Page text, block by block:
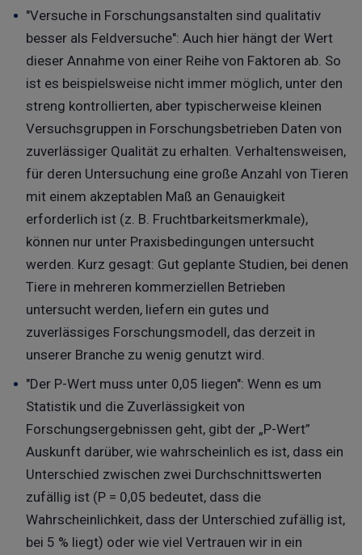
"Versuche in Forschungsanstalten sind qualitativ
besser als Feldversuche": Auch hier hängt der Wert
dieser Annahme von einer Reihe von Faktoren ab. So
ist es beispielsweise nicht immer möglich, unter den
streng kontrollierten, aber typischerweise kleinen
Versuchsgruppen in Forschungsbetrieben Daten von
zuverlässiger Qualität zu erhalten. Verhaltensweisen,
für deren Untersuchung eine große Anzahl von Tieren
mit einem akzeptablen Maß an Genauigkeit
erforderlich ist (z. B. Fruchtbarkeitsmerkmale),
können nur unter Praxisbedingungen untersucht
werden. Kurz gesagt: Gut geplante Studien, bei denen
Tiere in mehreren kommerziellen Betrieben
untersucht werden, liefern ein gutes und
zuverlässiges Forschungsmodell, das derzeit in
unserer Branche zu wenig genutzt wird.
"Der P-Wert muss unter 0,05 liegen": Wenn es um
Statistik und die Zuverlässigkeit von
Forschungsergebnissen geht, gibt der „P-Wert”
Auskunft darüber, wie wahrscheinlich es ist, dass ein
Unterschied zwischen zwei Durchschnittswerten
zufällig ist (P = 0,05 bedeutet, dass die
Wahrscheinlichkeit, dass der Unterschied zufällig ist,
bei 5 % liegt) oder wie viel Vertrauen wir in ein